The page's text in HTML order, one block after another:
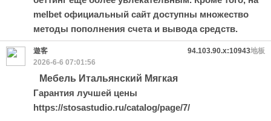
melbet официальный сайт доступны множество
методы пополнения счета и вывода средств.
地板
遊客
94.103.90.x:10943
2026-6-6 07:01:56
Мебель Итальянский Мягкая
Гарантия лучшей цены
https://stosastudio.ru/catalog/page/7/